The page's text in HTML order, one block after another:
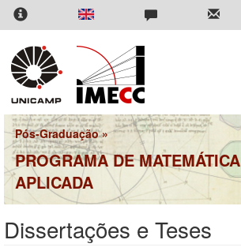
Pular
para
conteúdo
principal
Pós-Graduação»
PROGRAMA DE MATEMÁTICA
APLICADA
Dissertações e Teses